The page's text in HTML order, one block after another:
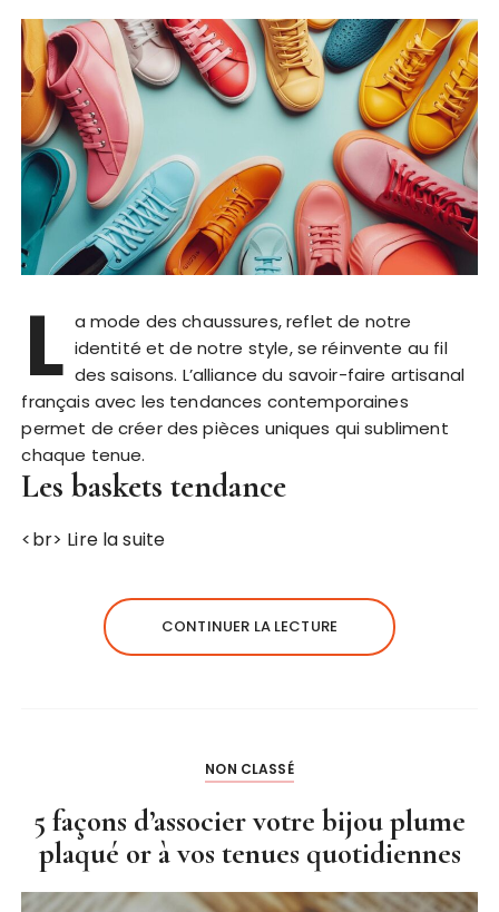
L a mode des chaussures, reflet de notre
identité et de notre style, se réinvente au fil
des saisons. L’alliance du savoir-faire artisanal
français avec les tendances contemporaines
permet de créer des pièces uniques qui subliment
chaque tenue.
Les baskets tendance
<br> Lire la suite
CONTINUER LA LECTURE
NON CLASSÉ
5 façons d’associer votre bijou plume
plaqué or à vos tenues quotidiennes